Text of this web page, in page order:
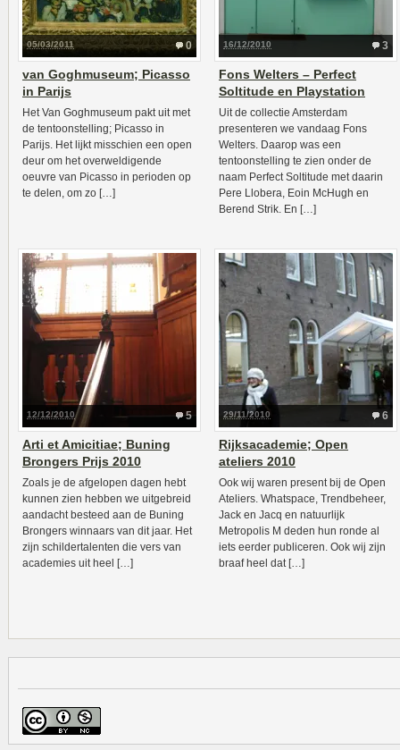
0
05/03/2011
van Goghmuseum; Picasso
in Parijs
Het Van Goghmuseum pakt uit met
de tentoonstelling; Picasso in
Parijs. Het lijkt misschien een open
deur om het overweldigende
oeuvre van Picasso in perioden op
te delen, om zo […]
3
16/12/2010
Fons Welters – Perfect
Soltitude en Playstation
Uit de collectie Amsterdam
presenteren we vandaag Fons
Welters. Daarop was een
tentoonstelling te zien onder de
naam Perfect Soltitude met daarin
Pere Llobera, Eoin McHugh en
Berend Strik. En […]
5
12/12/2010
Arti et Amicitiae; Buning
Brongers Prijs 2010
Zoals je de afgelopen dagen hebt
kunnen zien hebben we uitgebreid
aandacht besteed aan de Buning
Brongers winnaars van dit jaar. Het
zijn schildertalenten die vers van
academies uit heel […]
6
29/11/2010
Rijksacademie; Open
ateliers 2010
Ook wij waren present bij de Open
Ateliers. Whatspace, Trendbeheer,
Jack en Jacq en natuurlijk
Metropolis M deden hun ronde al
iets eerder publiceren. Ook wij zijn
braaf heel dat […]